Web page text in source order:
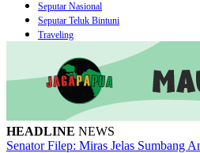
Seputar Nasional
Seputar Teluk Bintuni
Traveling
HEADLINE NEWS
Senator Filep: Miras Jelas Sumbang